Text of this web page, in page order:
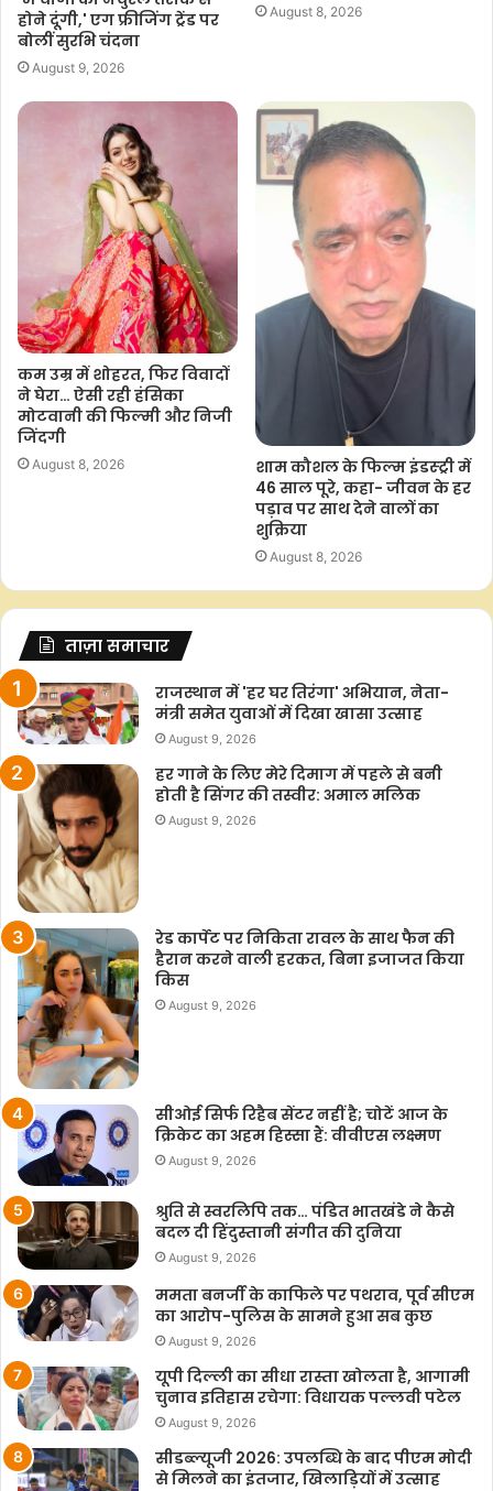
k
p
k
होने दूंगी,' एग फ्रीजिंग ट्रेंड पर
बोलीं सुरभि चंदना
August 9, 2026
August 8, 2026
कम उम्र में शोहरत, फिर विवादों
ने घेरा… ऐसी रही हंसिका
मोटवानी की फिल्मी और निजी
जिंदगी
August 8, 2026
शाम कौशल के फिल्म इंडस्ट्री में
46 साल पूरे, कहा- जीवन के हर
पड़ाव पर साथ देने वालों का
शुक्रिया
August 8, 2026
ताज़ा समाचार
राजस्थान में 'हर घर तिरंगा' अभियान, नेता-
मंत्री समेत युवाओं में दिखा खासा उत्साह
August 9, 2026
हर गाने के लिए मेरे दिमाग में पहले से बनी
होती है सिंगर की तस्वीर: अमाल मलिक
August 9, 2026
रेड कार्पेट पर निकिता रावल के साथ फैन की
हैरान करने वाली हरकत, बिना इजाजत किया
किस
August 9, 2026
सीओई सिर्फ रिहैब सेंटर नहीं है; चोटें आज के
क्रिकेट का अहम हिस्सा हैं: वीवीएस लक्ष्मण
August 9, 2026
श्रुति से स्वरलिपि तक… पंडित भातखंडे ने कैसे
बदल दी हिंदुस्तानी संगीत की दुनिया
August 9, 2026
ममता बनर्जी के काफिले पर पथराव, पूर्व सीएम
का आरोप-पुलिस के सामने हुआ सब कुछ
August 9, 2026
यूपी दिल्ली का सीधा रास्ता खोलता है, आगामी
चुनाव इतिहास रचेगा: विधायक पल्लवी पटेल
August 9, 2026
सीडब्ल्यूजी 2026: उपलब्धि के बाद पीएम मोदी
से मिलने का इंतजार, खिलाड़ियों में उत्साह